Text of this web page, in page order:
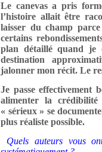
Le canevas a pris
l’histoire allait être
laisser du champ parce
certains
plan détaillé quand je
destination
jalonner mon récit. Le
Je passe effectivement
alimenter la
« sérieux » se
plus réaliste possible.
Quels auteurs vous